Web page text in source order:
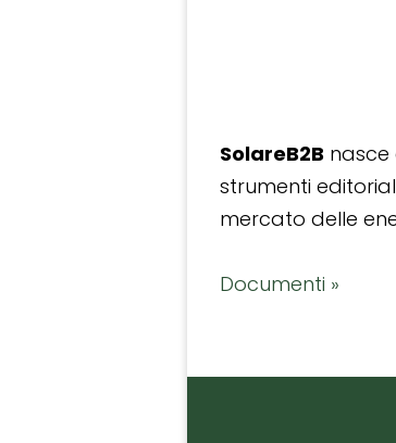
SolareB2B nasce
strumenti
mercato delle
Documenti »